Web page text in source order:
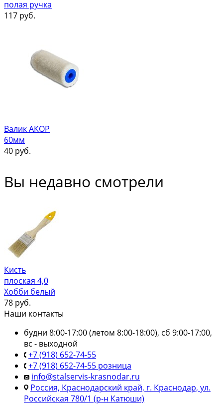
полая ручка
117 руб.
Валик АКОР
60мм
40 руб.
Вы недавно смотрели
Кисть
плоская 4,0
Хобби белый
78 руб.
Наши контакты
будни 8:00-17:00 (летом 8:00-18:00), сб 9:00-17:00,
вс - выходной
+7 (918) 652-74-55
+7 (918) 652-74-55 розница
info@stalservis-krasnodar.ru
Россия, Краснодарский край, г. Краснодар, ул.
Российская 780/1 (р-н Катюши)